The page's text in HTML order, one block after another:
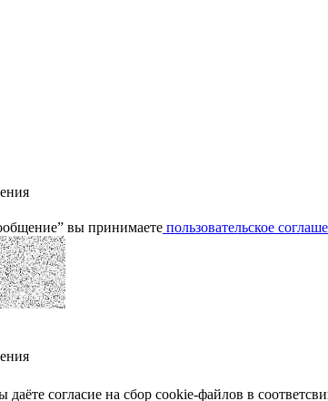
вы принимаете пользовательское
cогласие на сбор cookie-файлов в